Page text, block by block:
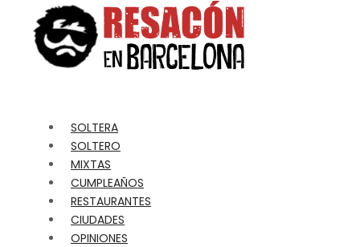
SOLTERA
SOLTERO
MIXTAS
CUMPLEAÑOS
RESTAURANTES
CIUDADES
OPINIONES